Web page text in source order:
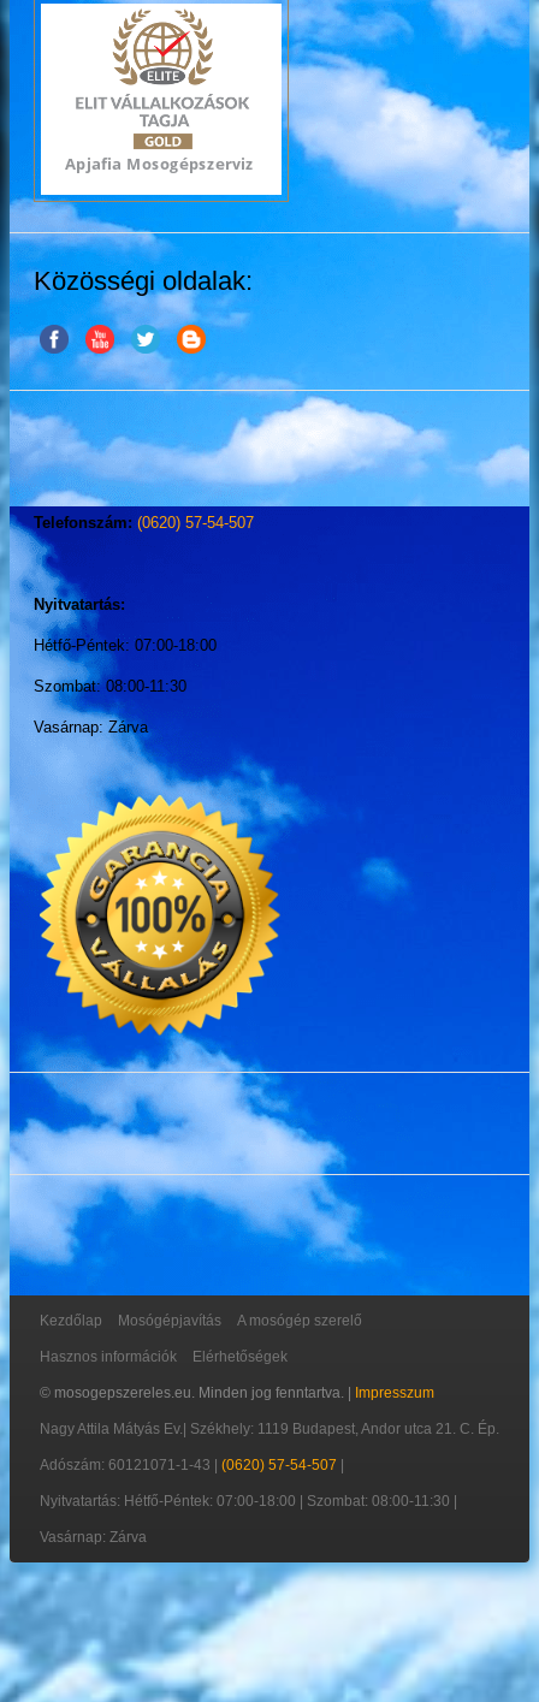
Közösségi oldalak:
Telefonszám: (0620) 57-54-507
Nyitvatartás:
Hétfő-Péntek: 07:00-18:00
Szombat: 08:00-11:30
Vasárnap: Zárva
Kezdőlap Mosógépjavítás A mosógép szerelő
Hasznos információk Elérhetőségek
© mosogepszereles.eu. Minden jog fenntartva. | Impresszum
Nagy Attila Mátyás Ev. | Székhely: 1119 Budapest, Andor utca 21. C. Ép.
Adószám: 60121071-1-43 | (0620) 57-54-507 |
Nyitvatartás: Hétfő-Péntek: 07:00-18:00 | Szombat: 08:00-11:30 |
Vasárnap: Zárva